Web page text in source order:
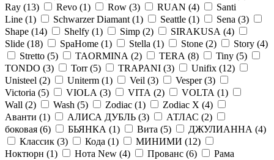
Ray (13) Revo (1) Row (3) RUAN (4)
Santi
Line (1) Schwarzer Diamant (1) Seattle (1) Sena (3)
Shape (14) Shelfy (1) Simp (2) SIRAKUSA (4)
Slide (18) SpaHome (1) Stella (1) Stone (2) Story (4)
Stretto (5) TAORMINA (2) TERA (8) Tiny (5)
TONDO (3) Torr (5) TRAPANI (3) Unifix (12)
Unisteel (2) Uniterm (1) Veil (3) Vesper (3)
Victoria (5) VIOLA (3) VITA (2) VOLTA (1)
Wall (2) Wash (5) Zodiac (1) Zodiac X (4)
Аванти (1) АЛИСА ДУБЛЬ (3) АТЛАС (2)
боковая (6) БЬЯНКА (1) Вита (5) ДЖУЛИАННА (4)
Классик (3) Кода (1) МИНИМИ (12)
Ноктюрн (1) Нота New (4) Прованс (6)
Рама